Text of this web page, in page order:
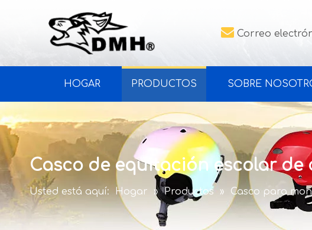
 Correo
HOGAR PRODUCTOS SOBRE
Casco de equitación escolar
Usted está aquí: Hogar » Productos » Casco para